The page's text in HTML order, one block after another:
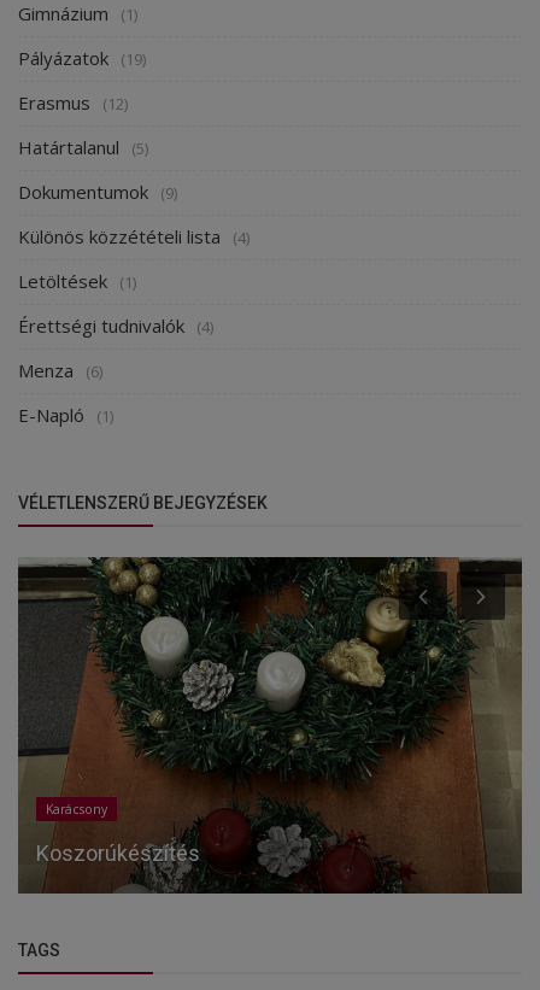
Gimnázium (1)
Pályázatok (19)
Erasmus (12)
Határtalanul (5)
Dokumentumok (9)
Különös közzétételi lista (4)
Letöltések (1)
Érettségi tudnivalók (4)
Menza (6)
E-Napló (1)
VÉLETLENSZERŰ BEJEGYZÉSEK
Karácsony
Koszorúkészítés
TAGS